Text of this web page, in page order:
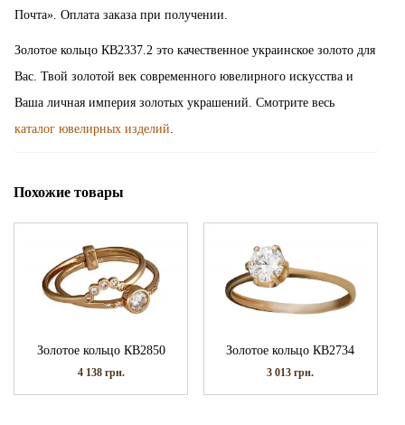
Почта». Оплата заказа при получении.
Золотое кольцо КВ2337.2 это качественное украинское золото для
Вас. Твой золотой век современного ювелирного искусства и
Ваша личная империя золотых украшений. Смотрите весь
каталог ювелирных изделий
Похожие товары
Золотое кольцо КВ2850
4 138 грн.
Золотое кольцо КВ2734
3 013грн.